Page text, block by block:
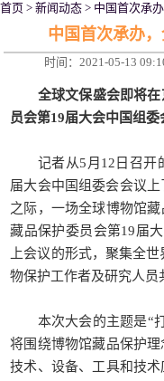
首页 > 新闻动态 > 中国首次承
中国首次承办
时间：2021-05-13
全球文保盛会即将
员会第19届大会中国组委
记者从5月12日召开的
届大会中国组委会会议
之际，一场全球博物馆
藏品保护委员会第19届
上会议的形式，聚集全
物保护工作者及研究人员
本次大会的主题是“打
将围绕博物馆藏品保护
技术、设备、工具和技